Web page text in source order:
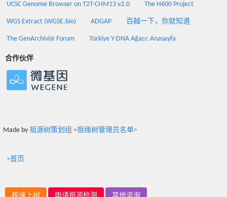
UCSC Genome Browser on T2T-CHM13 v2.0 The H600 Project
WGS Extract (WGSE.bio) ADGAP 百越一下，你就知道
The GenArchivist Forum Türkiye Y-DNA Ağacı: Anasayfa
合作伙伴
Made by 祖源树策划组 <祖缘树管理员名单>
>首页